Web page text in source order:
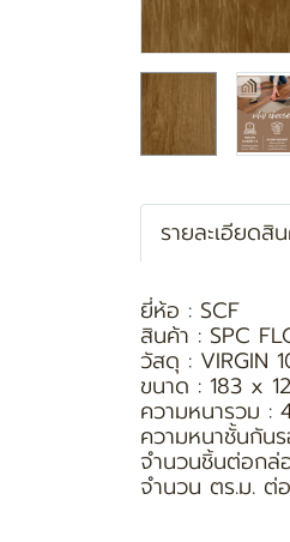
รายละเอียดสิ
ยี่ห้อ : SCF
สินค้า : SPC
วัสดุ : VIRGIN
ขนาด : 183 x
ความหนารวม :
ความหนาชั้นกัน
จำนวนชิ้นต่อก
จำนวน ตร.ม. ต่